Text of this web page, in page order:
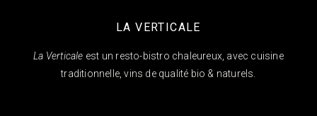
LA VERTICALE
La Verticale est un resto-bistro chaleureux, avec cuisine
traditionnelle, vins de qualité bio & naturels.